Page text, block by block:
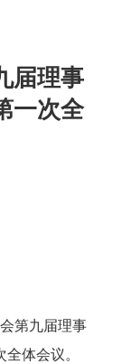
届理事
一次全
第九届理事
体会议。